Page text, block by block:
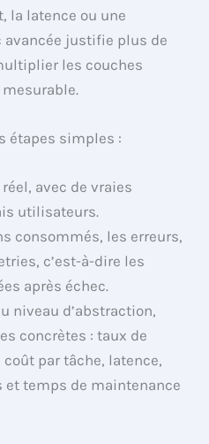
la latence ou une
justifie plus de
les couches
étapes simples :
avec de vraies
utilisateurs.
consommés, les erreurs,
c’est-à-dire les
après échec.
niveau d’abstraction,
concrètes : taux de
par tâche, latence,
et temps de maintenance